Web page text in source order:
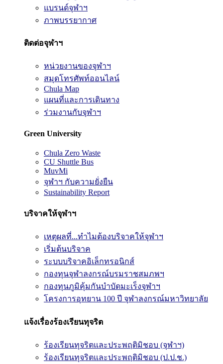
แบรนด์จุฬาฯ
ภาพบรรยากาศ
ติดต่อจุฬาฯ
หน่วยงานของจุฬาฯ
สมุดโทรศัพท์ออนไลน์
Chula Map
แผนที่และการเดินทาง
ร่วมงานกับจุฬาฯ
Green University
Chula Zero Waste
CU Shuttle Bus
MuvMi
จุฬาฯ กับความยั่งยืน
Sustainability Report
บริจาคให้จุฬาฯ
เหตุผลที่...ทำไมต้องบริจาคให้จุฬาฯ
เริ่มต้นบริจาค
ระบบบริจาคอิเล็กทรอนิกส์
กองทุนจุฬาลงกรณ์บรมราชสมภพฯ
กองทุนภูมิคุ้มกันบำบัดมะเร็งจุฬาฯ
โครงการอุทยาน 100 ปี จุฬาลงกรณ์มหาวิทยาลัย
แจ้งเรื่องร้องเรียนทุจริต
ร้องเรียนทุจริตและประพฤติมิชอบ (จุฬาฯ)
ร้องเรียนทุจริตและประพฤติมิชอบ (ป.ป.ช.)